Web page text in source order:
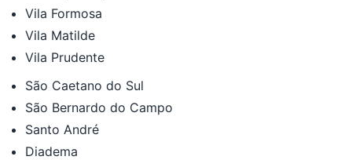
Vila Formosa
Vila Matilde
Vila Prudente
São Caetano do Sul
São Bernardo do Campo
Santo André
Diadema